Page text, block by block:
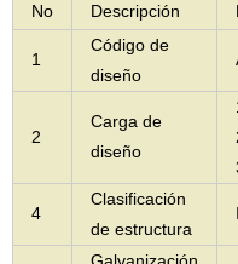
No Descripción
1
Código de
diseño
2
Carga de
diseño
4
Clasificación
de estructura